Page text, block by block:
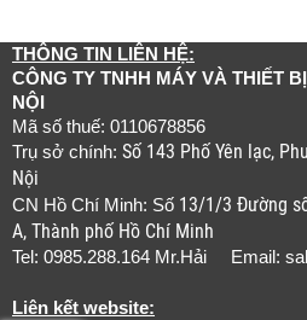
THÔNG TIN LIÊN HỆ:
CÔNG TY TNHH MÁY VÀ THIẾT
NỘI
Mã số thuế: 0110678856
Trụ sở chính: Số 143 Phố Yên lạc,
Nội
CN Hồ Chí Minh: Số 13/1/3 Đường
A, Thành phố Hồ Chí Minh
Tel: 0985.288.164 Mr.Hải Email:
Liên kết website: